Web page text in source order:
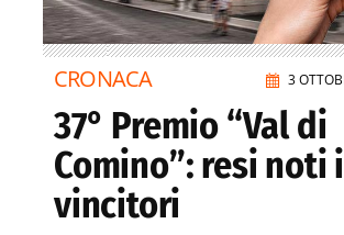
3
CRONACA
37° Premio “Val di
Comino”: resi noti i
vincitori